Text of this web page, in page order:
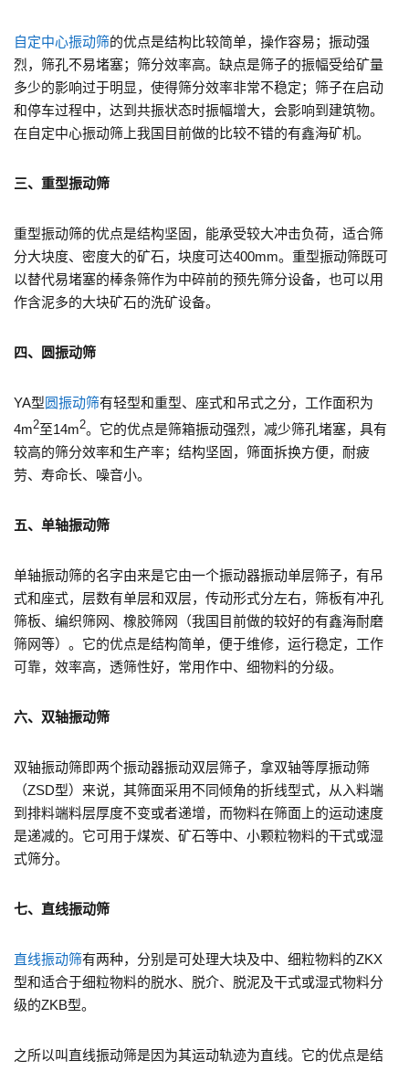
自定中心振动筛的优点是结构比较简单，操作容易；振动强
烈，筛孔不易堵塞；筛分效率高。缺点是筛子的振幅受给矿量
多少的影响过于明显，使得筛分效率非常不稳定；筛子在启动
和停车过程中，达到共振状态时振幅增大，会影响到建筑物。
在自定中心振动筛上我国目前做的比较不错的有鑫海矿机。
三、重型振动筛
重型振动筛的优点是结构坚固，能承受较大冲击负荷，适合筛
分大块度、密度大的矿石，块度可达400mm。重型振动筛既可
以替代易堵塞的棒条筛作为中碎前的预先筛分设备，也可以用
作含泥多的大块矿石的洗矿设备。
四、圆振动筛
YA型圆振动筛有轻型和重型、座式和吊式之分，工作面积为
4m2至14m2。它的优点是筛箱振动强烈，减少筛孔堵塞，具有
较高的筛分效率和生产率；结构坚固，筛面拆换方便，耐疲
劳、寿命长、噪音小。
五、单轴振动筛
单轴振动筛的名字由来是它由一个振动器振动单层筛子，有吊
式和座式，层数有单层和双层，传动形式分左右，筛板有冲孔
筛板、编织筛网、橡胶筛网（我国目前做的较好的有鑫海耐磨
筛网等）。它的优点是结构简单，便于维修，运行稳定，工作
可靠，效率高，透筛性好，常用作中、细物料的分级。
六、双轴振动筛
双轴振动筛即两个振动器振动双层筛子，拿双轴等厚振动筛
（ZSD型）来说，其筛面采用不同倾角的折线型式，从入料端
到排料端料层厚度不变或者递增，而物料在筛面上的运动速度
是递减的。它可用于煤炭、矿石等中、小颗粒物料的干式或湿
式筛分。
七、直线振动筛
直线振动筛有两种，分别是可处理大块及中、细粒物料的ZKX
型和适合于细粒物料的脱水、脱介、脱泥及干式或湿式物料分
级的ZKB型。
之所以叫直线振动筛是因为其运动轨迹为直线。它的优点是结